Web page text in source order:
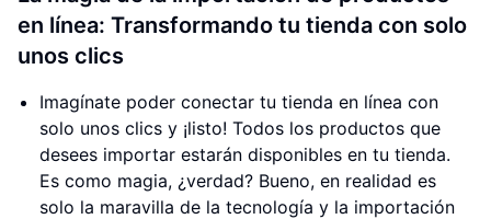
en línea: Transformando tu tienda con solo
unos clics
Imagínate poder conectar tu tienda en línea con
solo unos clics y ¡listo! Todos los productos que
desees importar estarán disponibles en tu tienda.
Es como magia, ¿verdad? Bueno, en realidad es
solo la maravilla de la tecnología y la importación